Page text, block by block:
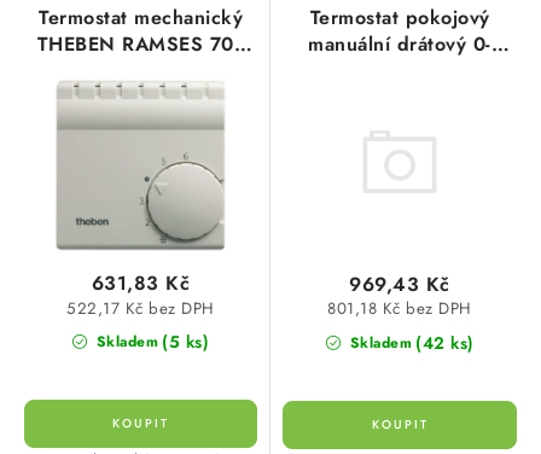
SVÍTIDLA interiérová
SVÍTIDLA technická
Položky bez zařazené kategorie dle výrobců
OSVĚTLENÍ
pTermostat mechanický
THEBEN RAMSES 701
Skladem (5 ks)
522,17 Kč bez DPH
631,83 Kč
Termostat pokojový
manuální drátový 0-
Skladem (42 ks)
801,18 Kč bez DPH
969,43 Kč